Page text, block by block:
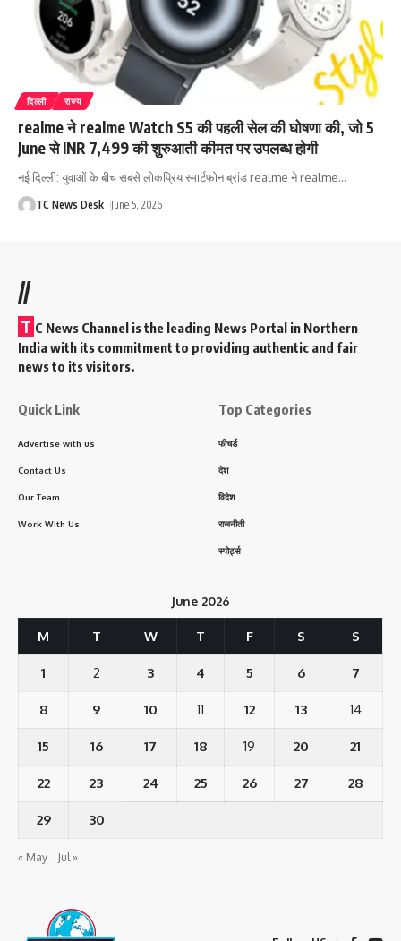
दिल्ली राज्य
realme ने realme Watch S5 की पहली सेल की घोषणा की, जो 5
June से INR 7,499 की शुरुआती कीमत पर उपलब्ध होगी
नई दिल्ली: युवाओं के बीच सबसे लोकप्रिय स्मार्टफोन ब्रांड realme ने realme…
TC News Desk June 5, 2026
//
T C News Channel is the leading News Portal in Northern
India with its commitment to providing authentic and fair
news to its visitors.
Quick Link
Advertise with us
Contact Us
Our Team
Work With Us
Top Categories
फीचर्ड
देश
विदेश
राजनीती
स्पोर्ट्स
June 2026
M T W T F S S
1 2 3 4 5 6 7
8 9 10 11 12 13 14
15 16 17 18 19 20 21
22 23 24 25 26 27 28
29 30
« May Jul »